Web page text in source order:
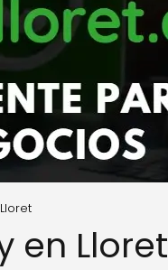
en Lloret